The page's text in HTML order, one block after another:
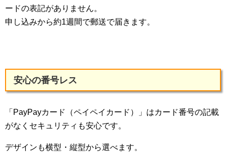
ードの表記がありません。
申し込みから約1週間で郵送で届きます。
安心の番号レス
「PayPayカード（ペイペイカード）」はカード番号の記載
がなくセキュリティも安心です。
デザインも横型・縦型から選べます。